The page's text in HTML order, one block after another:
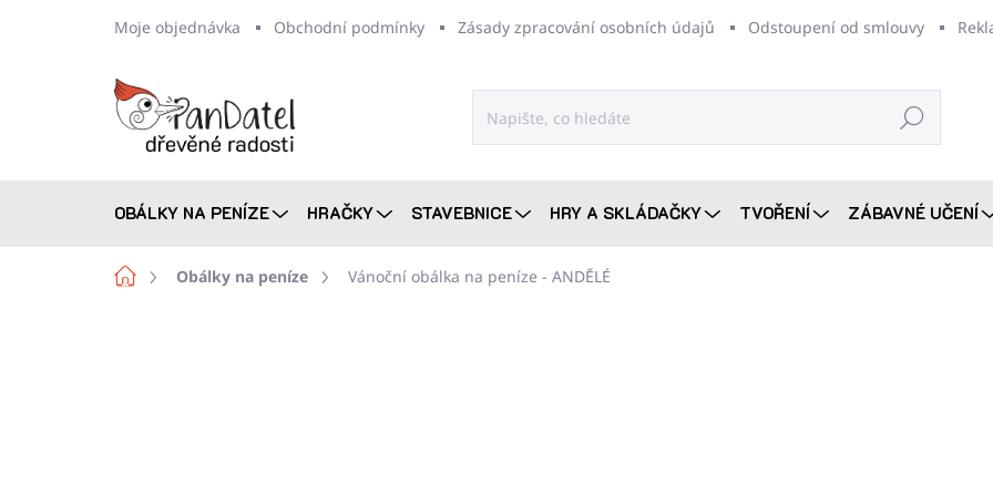
Moje objednávka Obchodní podmínky Zásady zpracování osobních údajů Odstoupení od smlouvy
Hledat
OBÁLKY NA PENÍZE HRAČKY STAVEBNICE HRY A SKLÁDAČKY TVOŘENÍ ZÁBAVNÉ UČENÍ
DomůObálky na peníze Vánoční obálka na peníze - ANDĚLÉ